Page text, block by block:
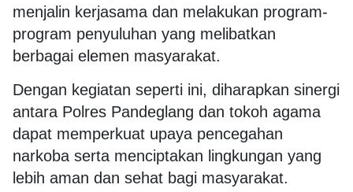
menjalin kerjasama dan melakukan program-
program penyuluhan yang melibatkan
berbagai elemen masyarakat.
Dengan kegiatan seperti ini, diharapkan sinergi
antara Polres Pandeglang dan tokoh agama
dapat memperkuat upaya pencegahan
narkoba serta menciptakan lingkungan yang
lebih aman dan sehat bagi masyarakat.